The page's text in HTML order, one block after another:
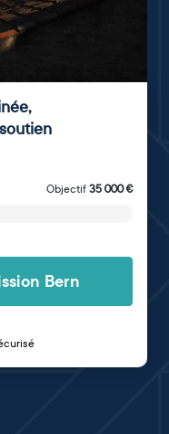
,
Objectif 35 000€
Bern